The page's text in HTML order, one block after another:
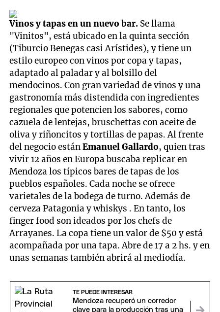
Vinos y tapas en un nuevo bar. Se llama
"Vinitos", está ubicado en la quinta sección
(Tiburcio Benegas casi Arístides), y tiene un
estilo europeo con vinos por copa y tapas,
adaptado al paladar y al bolsillo del
mendocinos. Con gran variedad de vinos y una
gastronomía más distendida con ingredientes
regionales que potencien los sabores, como
cazuela de lentejas, bruschettas con aceite de
oliva y riñoncitos y tortillas de papas. Al frente
del negocio estánEmanuel Gallardo, quien tras
vivir 12 años en Europa buscaba replicar en
Mendoza los típicos bares de tapas de los
pueblos españoles. Cada noche se ofrece
varietales de la bodega de turno. Además de
cerveza Patagonia y whiskys . En tanto, los
finger food son ideados por los chefs de
Arrayanes. La copa tiene un valor de $50 y está
acompañada por una tapa. Abre de 17 a 2 hs. y en
unas semanas también abrirá al mediodía.
TE PUEDE INTERESAR
Mendoza recuperó un corredor
clave para la producción tras una